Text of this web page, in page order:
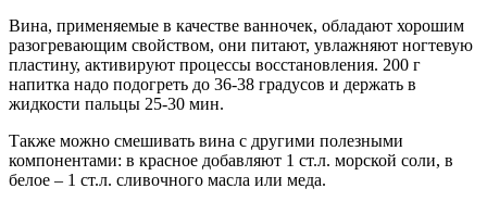
Вина, применяемые в качестве ванночек, обладают хорошим
разогревающим свойством, они питают, увлажняют ногтевую
пластину, активируют процессы восстановления. 200 г
напитка надо подогреть до 36-38 градусов и держать в
жидкости пальцы 25-30 мин.
Также можно смешивать вина с другими полезными
компонентами: в красное добавляют 1 ст.л. морской соли, в
белое – 1 ст.л. сливочного масла или меда.